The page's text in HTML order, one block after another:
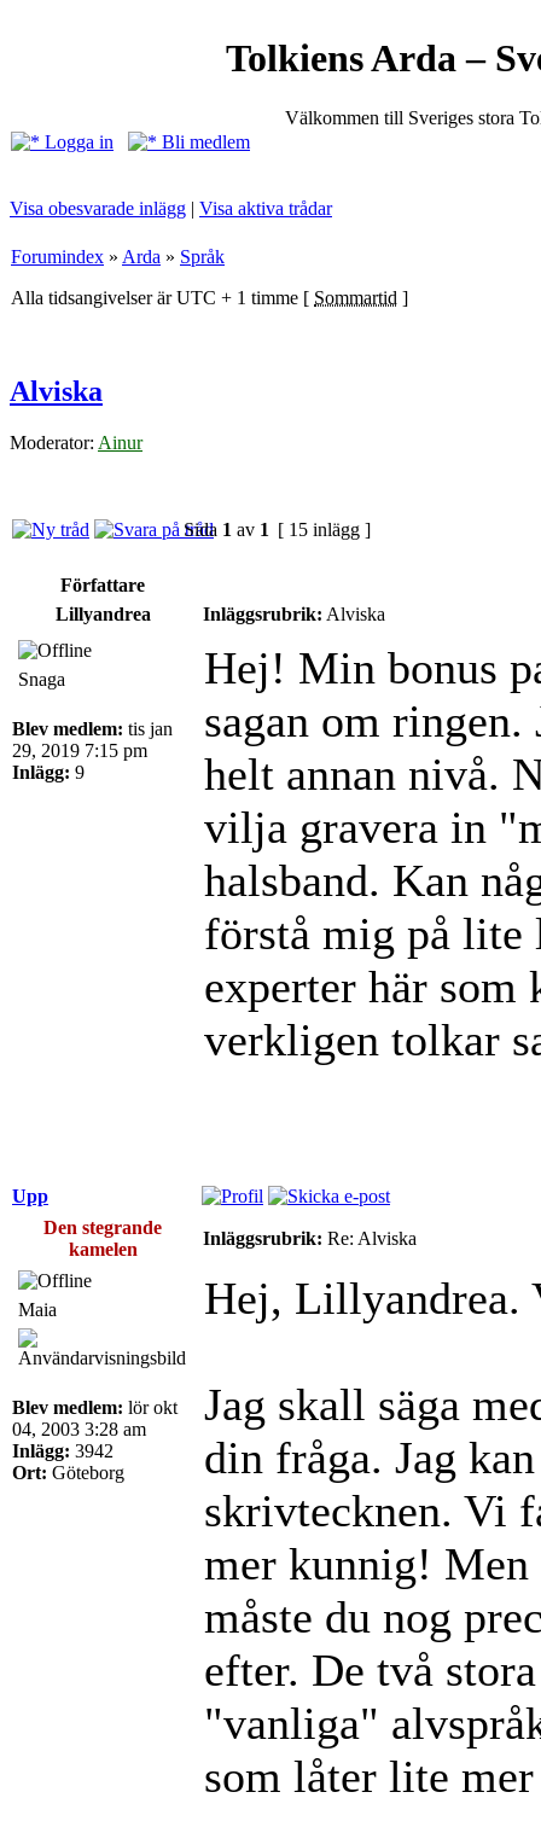
Tolkiens Arda –
Välkommen till Sveriges stora
Logga in
Bli medlem
Visa obesvarade inlägg | Visa aktiva trådar
Forumindex » Arda » Språk
Alla tidsangivelser är UTC + 1 timme [ Sommartid ]
Alviska
Moderator: Ainur
Sida 1 av 1 [ 15 inlägg ]
Författare
Lillyandrea
Inläggsrubrik: Alviska
Snaga
Blev medlem: tis jan
29, 2019 7:15 pm
Inlägg: 9
Hej! Min bonus
sagan om ringen.
helt annan nivå.
vilja gravera in
halsband. Kan
förstå mig på lite
experter här som
verkligen tolkar
Upp
Den stegrande
kamelen
Inläggsrubrik: Re: Alviska
Maia
Blev medlem: lör okt
04, 2003 3:28 am
Inlägg: 3942
Ort: Göteborg
Hej, Lillyandrea.
Jag skall säga
din fråga. Jag
skrivtecknen. Vi
mer kunnig! Men
måste du nog
efter. De två
"vanliga"
som låter lite